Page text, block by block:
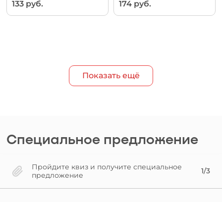
133 руб. 174 руб.
Показать ещё
Специальное предложение
Пройдите квиз и получите специальное
предложение
1/3